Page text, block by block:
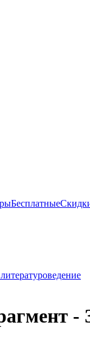
Бесплатные
-